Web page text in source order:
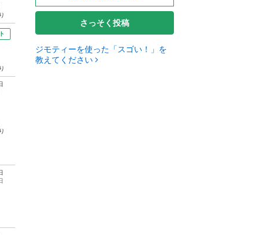
さっそく投稿
ジモティーを使った「スゴい！」を
教えてください